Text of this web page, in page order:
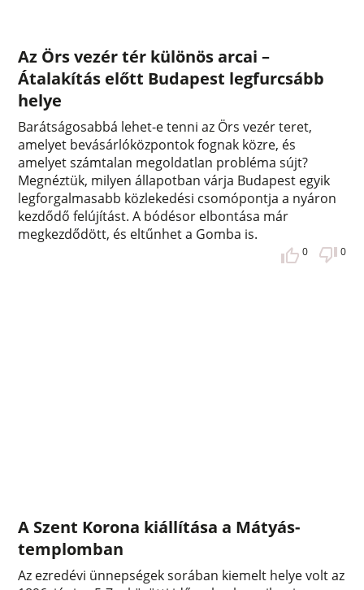
Az Örs vezér tér különös arcai –
Átalakítás előtt Budapest legfurcsább
helye
Barátságosabbá lehet-e tenni az Örs vezér teret,
amelyet bevásárlóközpontok fognak közre, és
amelyet számtalan megoldatlan probléma sújt?
Megnéztük, milyen állapotban várja Budapest egyik
legforgalmasabb közlekedési csomópontja a nyáron
kezdődő felújítást. A bódésor elbontása már
megkezdődött, és eltűnhet a Gomba is.
0 0
A Szent Korona kiállítása a Mátyás-
templomban
Az ezredévi ünnepségek sorában kiemelt helye volt az